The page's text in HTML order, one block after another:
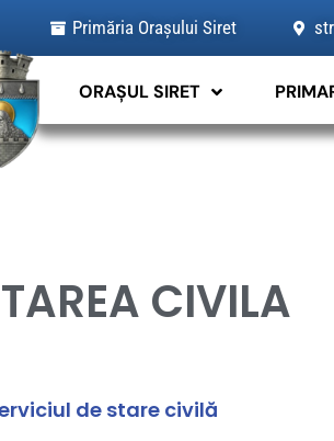
Primăria Orașului Siret
ORAȘUL SIRET
CIVILA
de stare civilă